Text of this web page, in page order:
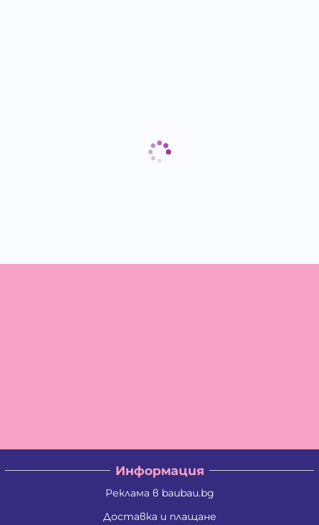
Информация
Реклама в baubau.bg
Доставка и плащане